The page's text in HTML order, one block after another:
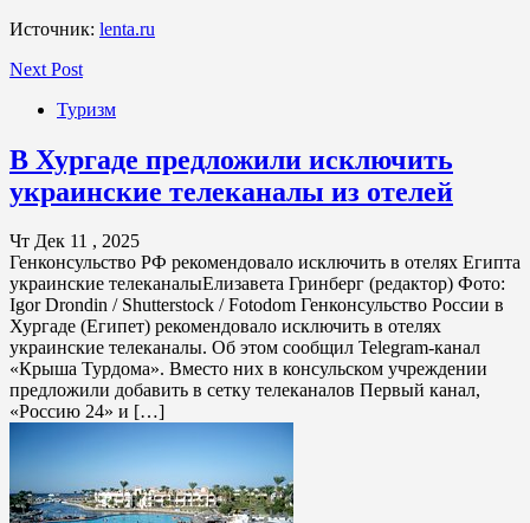
Источник: lenta.ru
Next Post
Туризм
В Хургаде предложили исключить
украинские телеканалы из отелей
Чт Дек 11 , 2025
Генконсульство РФ рекомендовало исключить в отелях Египта
украинские телеканалыЕлизавета Гринберг (редактор) Фото:
Igor Drondin / Shutterstock / Fotodom Генконсульство России в
Хургаде (Египет) рекомендовало исключить в отелях
украинские телеканалы. Об этом сообщил Telegram-канал
«Крыша Турдома». Вместо них в консульском учреждении
предложили добавить в сетку телеканалов Первый канал,
«Россию 24» и […]